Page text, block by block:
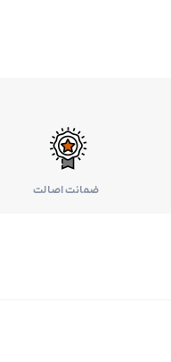
ضمانت اصالت